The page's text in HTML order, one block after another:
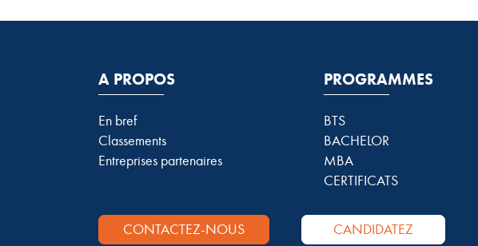
A PROPOS
En bref
Classements
Entreprises partenaires
PROGRAMMES
BTS
BACHELOR
MBA
CERTIFICATS
CONTACTEZ-NOUS CANDIDATEZ